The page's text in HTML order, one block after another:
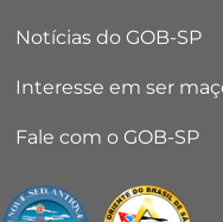
Notícias do GOB-SP
Interesse em ser
Fale com o GOB-SP